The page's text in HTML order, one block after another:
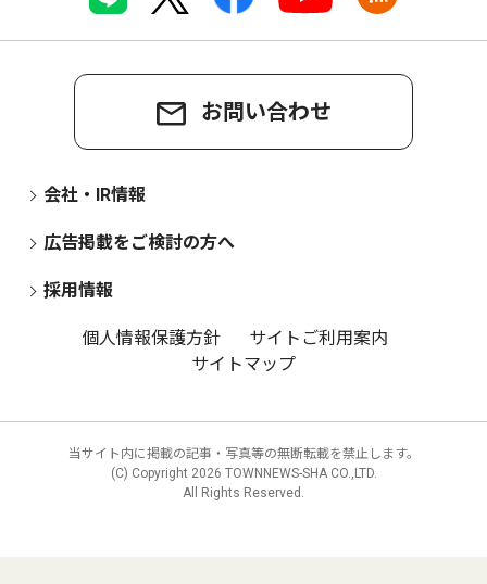
お問い合わせ
会社・IR情報
広告掲載をご検討の方へ
採用情報
個人情報保護方針
サイトご利用案内
サイトマップ
当サイト内に掲載の記事・写真等の無断転載を禁止します。
(C) Copyright 2026 TOWNNEWS-SHA CO.,LTD.
All Rights Reserved.